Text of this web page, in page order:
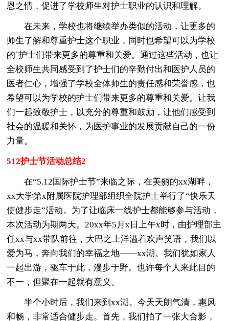
恩之情，促进了学校师生对护士职业的认识和理解。
在未来，学校也将继续举办类似的活动，让更多的
师生了解和尊重护士这个职业，同时也希望可以为学校
的`护士们带来更多的尊重和关爱。通过这些活动，也让
全校师生共同感受到了护士们的辛勤付出和医护人员的
医者仁心，增强了学校全体师生的责任感和荣誉感，也
希望可以为学校的护士们带来更多的尊重和关爱。让我
们一起致敬护士，以充分的尊重和鼓励，让他们感受到
社会的温暖和关怀，为医护事业的发展贡献自己的一份
力量。
512护士节活动总结2
在“5.12国际护士节”来临之际，在美丽的xx湖畔，
xx大学第x附属医院护理部组织全院护士举行了“快乐天
使健步走”活动。为了让临床一线护士都能够参与活动，
本次活动为期两天。20xx年5月x日上午x时，由护理部主
任xx与xx带队前往，大巴之上洋溢着欢声笑语，我们以
爱为马，奔向我们的幸福之地——xx湖。我们犹如家人
一起出游，驱车于此，漫步于野。也许每个人来此目的
不一，但聚在一起就有意义。
半个小时后，我们来到xx湖。今天天朗气清，惠风
和畅，非常适合健步走。首先，我们拍了一张大合影，